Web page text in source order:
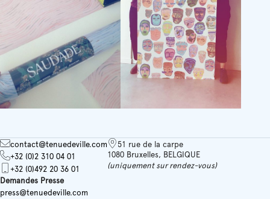
contact@tenuedeville.com
+32 (0)2 310 04 01
+32 (0)492 20 36 01
Demandes Presse
press@tenuedeville.com
51 rue de la carpe
1080 Bruxelles, BELGIQUE
(uniquement sur rendez-vous)